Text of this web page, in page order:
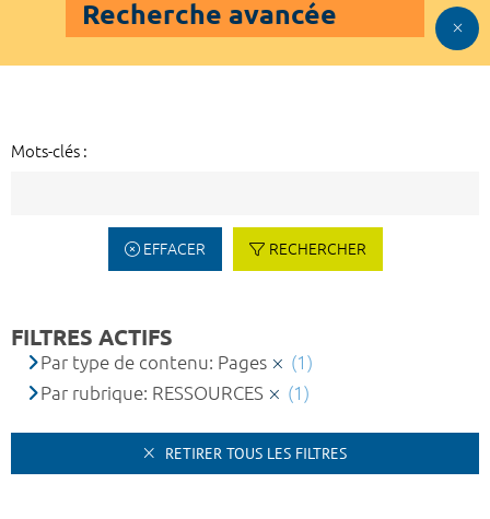
Recherche avancée
Mots-clés :
EFFACER RECHERCHER
FILTRES ACTIFS
Par type de contenu: Pages
(1)
Par rubrique: RESSOURCES
(1)
RETIRER TOUS LES FILTRES